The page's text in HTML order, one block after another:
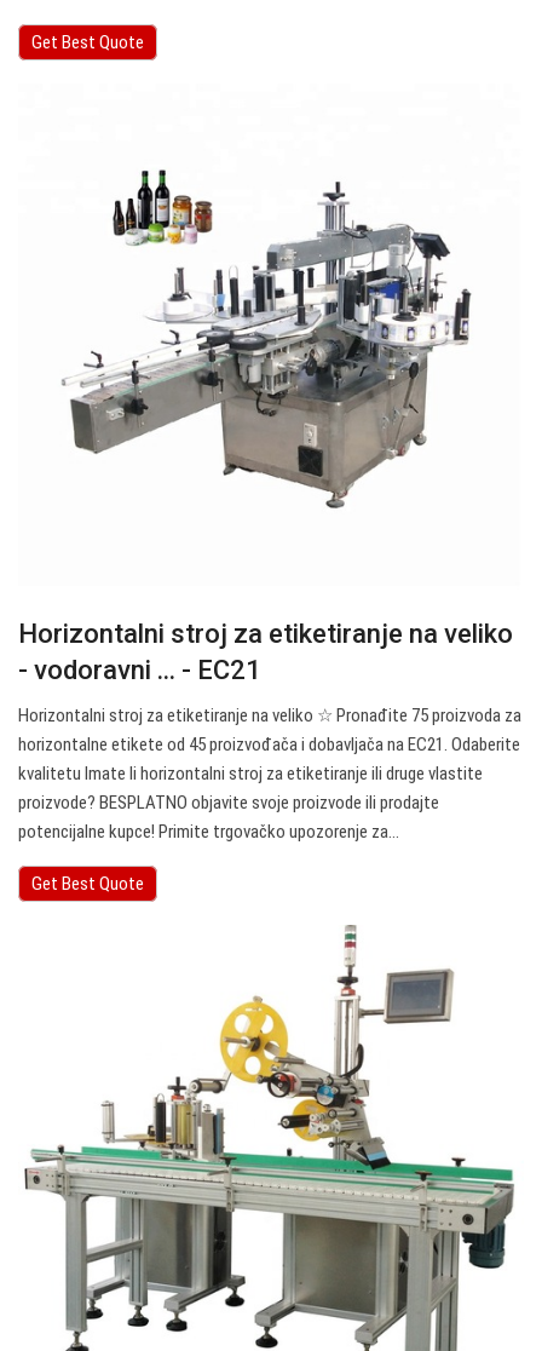
Get Best Quote
Horizontalni stroj za etiketiranje na veliko
- vodoravni ... - EC21
Horizontalni stroj za etiketiranje na veliko ☆ Pronađite 75 proizvoda za
horizontalne etikete od 45 proizvođača i dobavljača na EC21. Odaberite
kvalitetu Imate li horizontalni stroj za etiketiranje ili druge vlastite
proizvode? BESPLATNO objavite svoje proizvode ili prodajte
potencijalne kupce! Primite trgovačko upozorenje za…
Get Best Quote